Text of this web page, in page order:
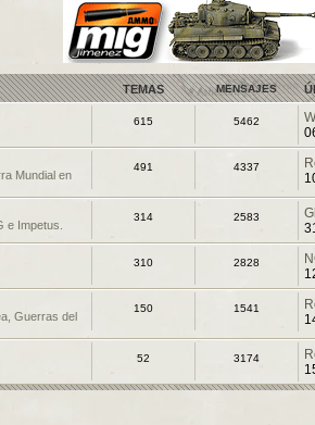
TEMAS MENSAJES
615 5462
Mundial en
491 4337
e Impetus.
314 2583
310 2828
Guerras del
150 1541
52 3174